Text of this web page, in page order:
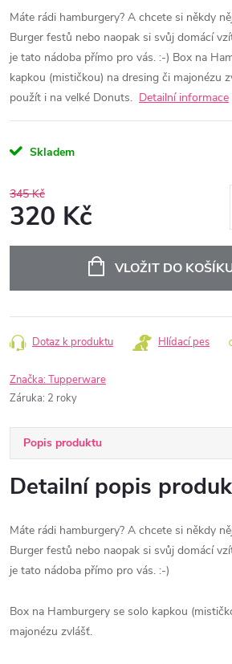
Máte rádi hamburgery? A chcete si někdy
Burger festů nebo naopak si svůj domácí
je tato nádoba přímo pro vás. :-) Box na
kapkou (mističkou) na dresing či majonézu
použít i na velké Donuts. Detailní informace
Skladem
345 Kč
320 Kč
VLOŽIT DO
Dotaz k produktu Hlídací pes
Značka:Tupperware
Záruka: 2 roky
Popis produktu
Detailní popis
Máte rádi hamburgery? A chcete si někdy
Burger festů nebo naopak si svůj domácí
je tato nádoba přímo pro vás. :-)
Box na Hamburgery se solo kapkou
majonézu zvlášť.